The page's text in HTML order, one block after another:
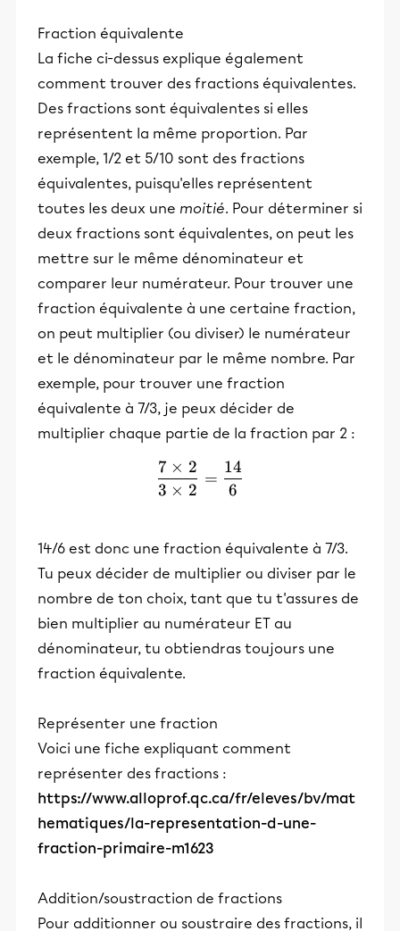
Fraction équivalente
La fiche ci-dessus explique également
comment trouver des fractions équivalentes.
Des fractions sont équivalentes si elles
représentent la même proportion. Par
exemple, 1/2 et 5/10 sont des fractions
équivalentes, puisqu'elles représentent
toutes les deux une moitié. Pour déterminer si
deux fractions sont équivalentes, on peut les
mettre sur le même dénominateur et
comparer leur numérateur. Pour trouver une
fraction équivalente à une certaine fraction,
on peut multiplier (ou diviser) le numérateur
et le dénominateur par le même nombre. Par
exemple, pour trouver une fraction
équivalente à 7/3, je peux décider de
multiplier chaque partie de la fraction par 2 :
3 × 2
7 × 2
=
6
14
14/6 est donc une fraction équivalente à 7/3.
Tu peux décider de multiplier ou diviser par le
nombre de ton choix, tant que tu t'assures de
bien multiplier au numérateur ET au
dénominateur, tu obtiendras toujours une
fraction équivalente.
Représenter une fraction
Voici une fiche expliquant comment
représenter des fractions :
https://www.alloprof.qc.ca/fr/eleves/bv/mat
hematiques/la-representation-d-une-
fraction-primaire-m1623
Addition/soustraction de fractions
Pour additionner ou soustraire des fractions, il